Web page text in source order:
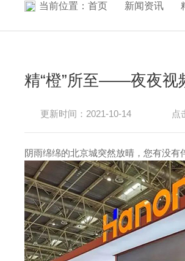
当前位置： 首页 新闻资讯
精“橙”所至——夜夜视
更新时间：2021-10-14 点
阴雨绵绵的北京城突然放晴，您有没有